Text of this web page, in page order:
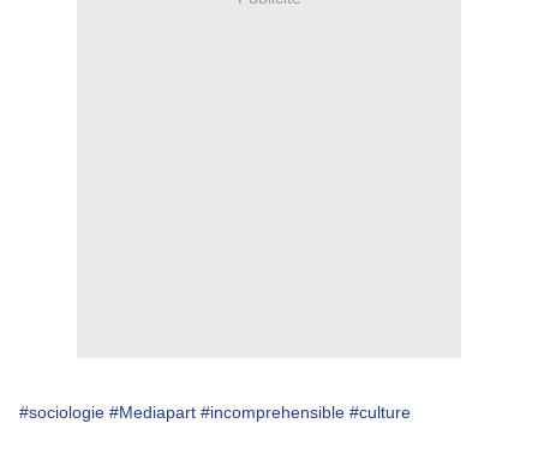
#sociologie #Mediapart #incomprehensible #culture